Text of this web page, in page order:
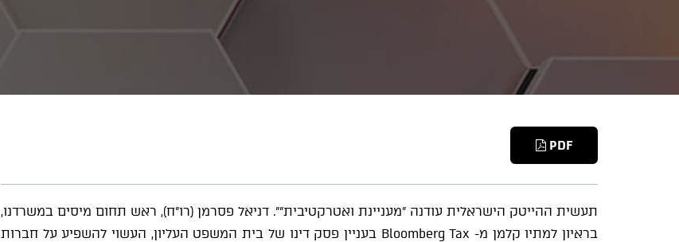
PDF
תעשית ההייטק הישראלית עודנה "מעניינת ואטרקטיבית"". דניאל פסרמן (רו"ח), ראש תחום מיסים במשרדנו,
בראיון למתיו קלמן מ- Bloomberg Tax בעניין פסק דינו של בית המשפט העליון, העשוי להשפיע על חברות